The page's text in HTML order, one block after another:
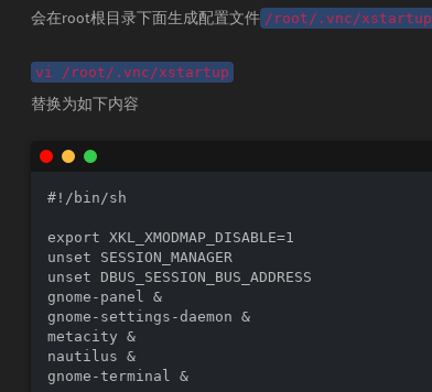
会在root根目录下面生成配置文件 /root/.vnc/xstartup
vi /root/.vnc/xstartup
替换为如下内容
#!/bin/sh
export XKL_XMODMAP_DISABLE=1
unset SESSION_MANAGER
unset DBUS_SESSION_BUS_ADDRESS
gnome-panel &
gnome-settings-daemon &
metacity &
nautilus &